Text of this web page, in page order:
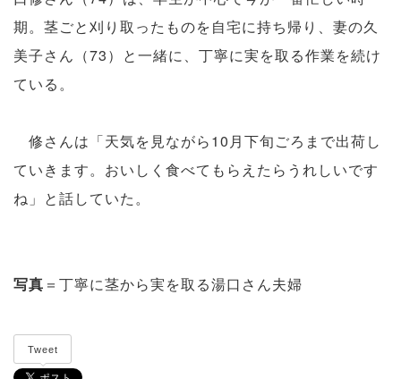
期。茎ごと刈り取ったものを自宅に持ち帰り、妻の久
美子さん（73）と一緒に、丁寧に実を取る作業を続け
ている。
修さんは「天気を見ながら10月下旬ごろまで出荷し
ていきます。おいしく食べてもらえたらうれしいです
ね」と話していた。
写真 ＝丁寧に茎から実を取る湯口さん夫婦
Tweet